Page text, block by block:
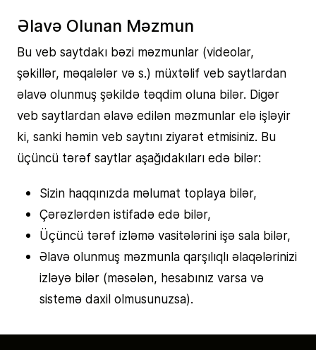
Əlavə Olunan Məzmun
Bu veb saytdakı bəzi məzmunlar (videolar,
şəkillər, məqalələr və s.) müxtəlif veb saytlardan
əlavə olunmuş şəkildə təqdim oluna bilər. Digər
veb saytlardan əlavə edilən məzmunlar elə işləyir
ki, sanki həmin veb saytını ziyarət etmisiniz. Bu
üçüncü tərəf saytlar aşağıdakıları edə bilər:
Sizin haqqınızda məlumat toplaya bilər,
Çərəzlərdən istifadə edə bilər,
Üçüncü tərəf izləmə vasitələrini işə sala bilər,
Əlavə olunmuş məzmunla qarşılıqlı əlaqələrinizi
izləyə bilər (məsələn, hesabınız varsa və
sistemə daxil olmusunuzsa).